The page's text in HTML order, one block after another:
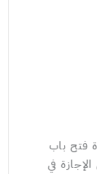
فتح باب
في